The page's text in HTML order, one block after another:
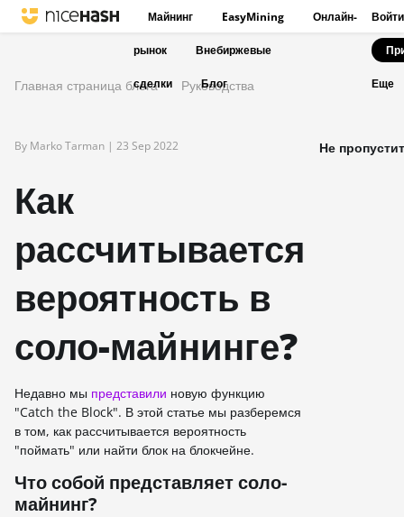
Майнинг EasyMining Онлайн-
рынок Внебиржевые
сделки Блог
Войти
Еще
Главная страница блога Руководства
By Marko Tarman | 23 Sep 2022
Как
рассчитывается
вероятность в
соло-майнинге?
Недавно мы представили новую функцию
"Catch the Block". В этой статье мы разберемся
в том, как рассчитывается вероятность
"поймать" или найти блок на блокчейне.
Что собой представляет соло-
майнинг?
Не